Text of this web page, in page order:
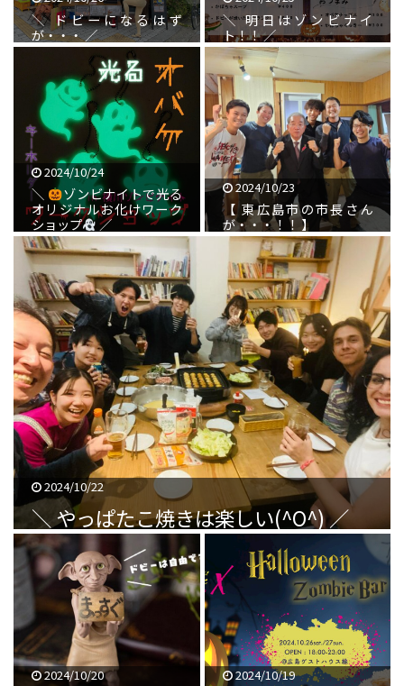
＼ ドビーになるはず
が・・・ ／
＼ 明日はゾンビナイ
ト！！ ／
2024/10/24
＼
ゾンビナイトで光る
オリジナルお化けワーク
ショップ
／
2024/10/23
【 東広島市の市長さん
が・・・！！ 】
2024/10/22
＼ やっぱたこ焼きは楽しい(^O^) ／
2024/10/20 2024/10/19